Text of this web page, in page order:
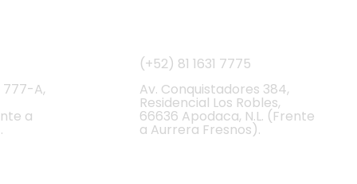
A,
a
(+52) 81 1631 7775
Av. Conquistadores 384,
Residencial Los Robles,
66636 Apodaca, N.L. (Frente
a Aurrera Fresnos).